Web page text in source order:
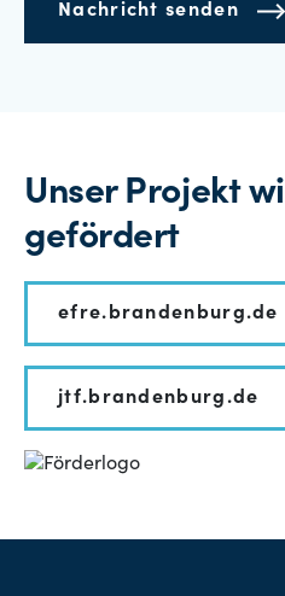
Nachricht senden
Unser Projekt
gefördert
efre.brandenburg.de
jtf.brandenburg.de